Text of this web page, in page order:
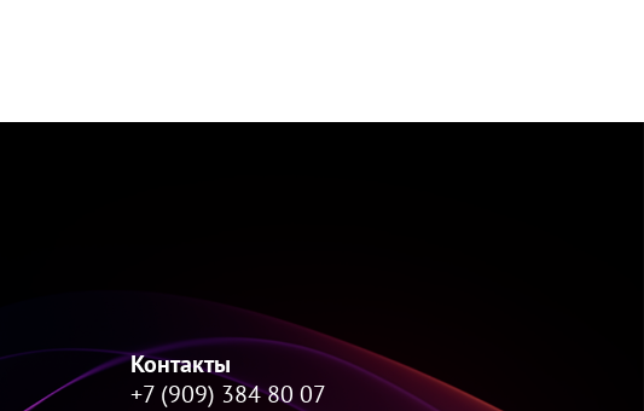
Контакты
+7 (909) 384 80 07